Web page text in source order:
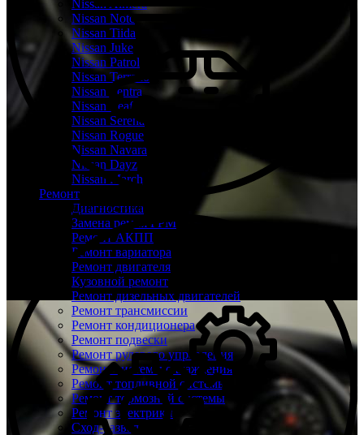
Nissan Almera
Nissan Note
Nissan Tiida
Nissan Juke
Nissan Patrol
Nissan Terrano
Nissan Sentra
Nissan Leaf
Nissan Serena
Nissan Rogue
Nissan Navara
Nissan Dayz
Nissan March
Ремонт
Диагностика
Замена ремня ГРМ
Ремонт АКПП
Ремонт вариатора
Ремонт двигателя
Кузовной ремонт
Ремонт дизельных двигателей
Ремонт трансмиссии
Ремонт кондиционера
Ремонт подвески
Ремонт рулевого управления
Ремонт системы охлаждения
Ремонт топливной системы
Ремонт тормозной системы
Ремонт электрики
Сход-развал
Бесплатная диагностика Ниссан